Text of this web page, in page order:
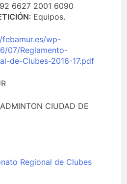
6627 2001 6090
: Equipos.
wp-
07/Reglamento-
de-Clubes-2016-17.pdf
CIUDAD DE
Regional de Clubes